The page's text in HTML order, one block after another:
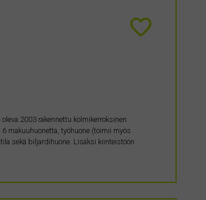
2003 rakennettu kolmikerroksinen
makuuhuonetta, työhuone (toimii myös
sekä biljardihuone. Lisäksi kiinteistöön